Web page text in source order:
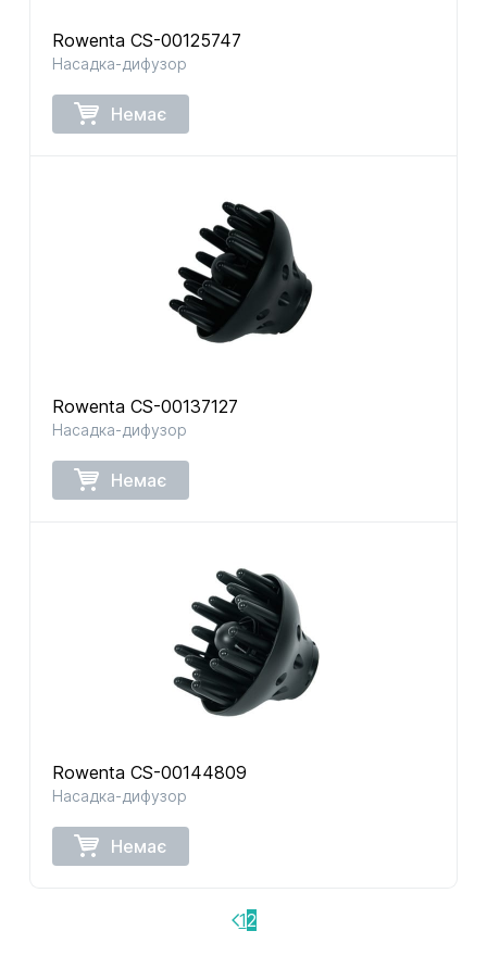
Rowenta CS-00125747
Насадка-дифузор
Немає
Rowenta CS-00137127
Насадка-дифузор
Немає
Rowenta CS-00144809
Насадка-дифузор
Немає
12